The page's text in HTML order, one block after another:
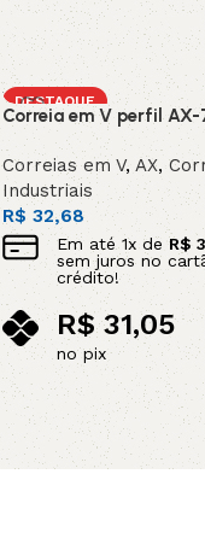
DESTAQUE
Correia em V perfil AX-
Correias em V, AX,
Industriais
R$ 32,68
Em até1x de R$
sem juros no
crédito!
R$31,05
no pix
Adicionar ao carrinho